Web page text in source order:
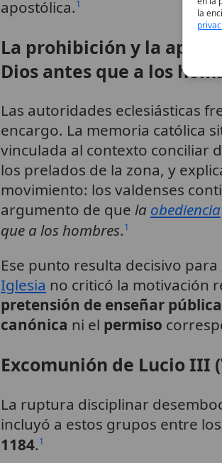
apostólica.1
La prohibición y la
Dios antes que a los
Las autoridades eclesiásticas
encargo. La memoria católica
vinculada al contexto conciliar
los prelados de la zona, y
movimiento: los valdenses
argumento de que la obediencia
que a los hombres.1
Ese punto resulta decisivo
Iglesia no criticó la motivación
pretensión de enseñar
canónica ni el permiso
Excomunión de Lucio III
La ruptura disciplinar
incluyó a estos grupos entre
1184.1
la